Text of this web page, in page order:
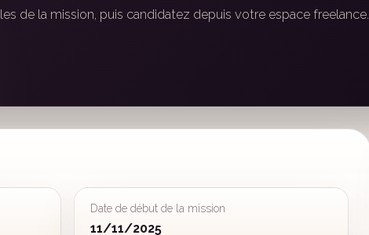
de la mission, puis candidatez depuis votre espace freelance.
Date de début de la mission
11/11/2025